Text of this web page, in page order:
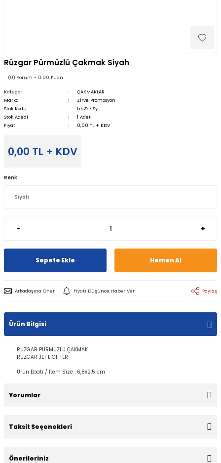
Rüzgar Pürmüzlü Çakmak Siyah
(0) Yorum - 0.00 Puan
Kategori
ÇAKMAKLAR
Marka
Zirve Promosyon
Stok Kodu
55227 Sy
Stok Adedi
1 Adet
Fiyat
0,00 TL + KDV
0,00 TL + KDV
Renk
- +
Sepete Ekle Hemen Al
Arkadaşına Öner Fiyatı Düşünce Haber Ver Paylaş
Ürün Bilgisi
RÜZGAR PÜRMÜZLÜ ÇAKMAK
RUZGAR JET LIGHTER
Ürün Ebatı / Item Size : 6,8x2,5 cm
Yorumlar
Taksit Seçenekleri
Önerileriniz